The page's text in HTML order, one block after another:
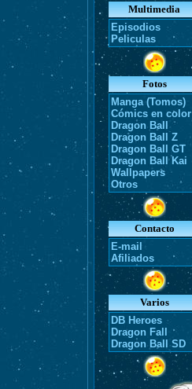
Multimedia
Episodios
Peliculas
Fotos
Manga (Tomos)
Cómics en color
Dragon Ball
Dragon Ball Z
Dragon Ball GT
Dragon Ball Kai
Wallpapers
Otros
Contacto
E-mail
Afiliados
Varios
DB Heroes
Dragon Fall
Dragon Ball SD